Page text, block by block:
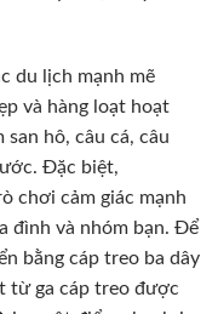
du lịch mạnh mẽ
và hàng loạt hoạt
hô, câu cá, câu
Đặc biệt,
chơi cảm giác mạnh
đình và nhóm bạn. Để
bằng cáp treo ba dây
từ ga cáp treo được